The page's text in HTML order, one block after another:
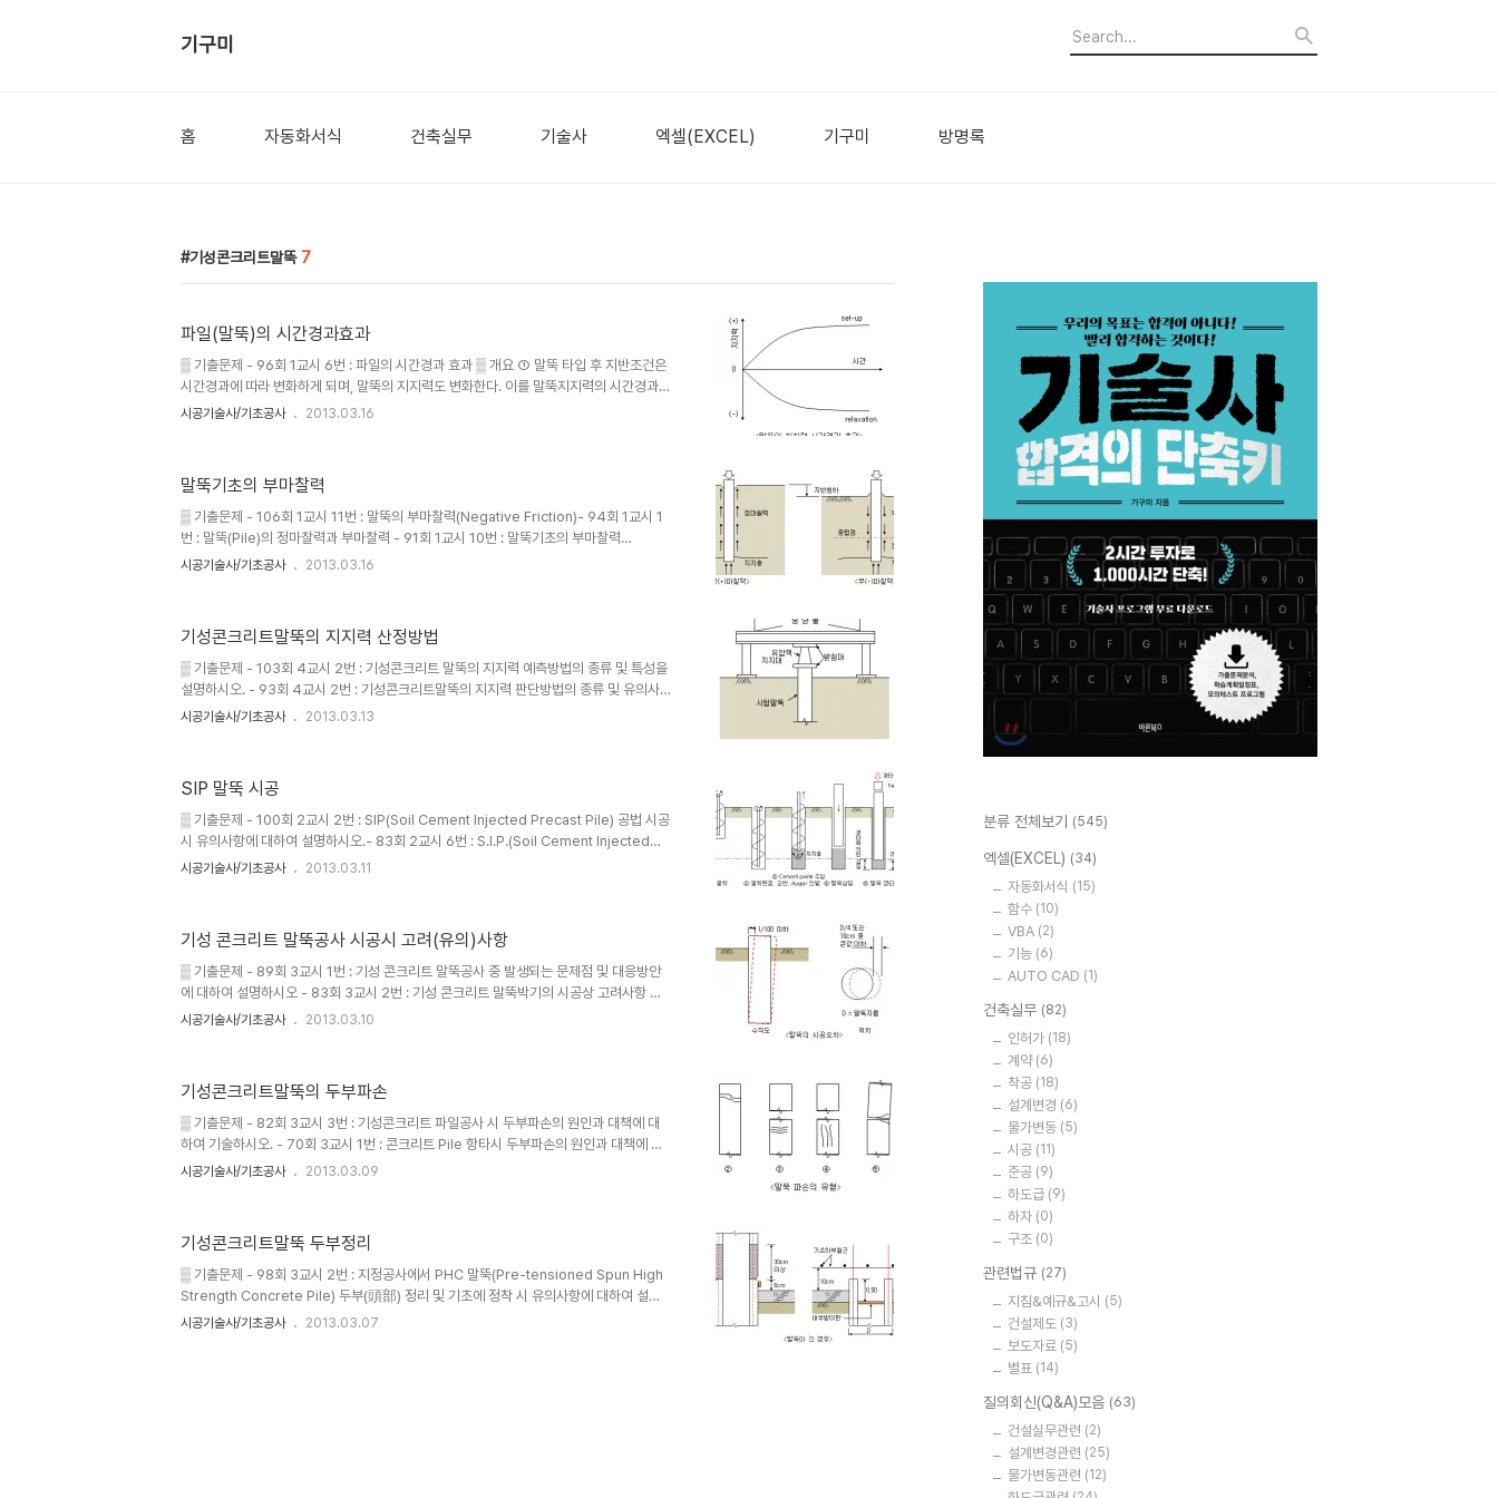
기구미
홈 자동화서식 건축실무 기술사 엑셀(EXCEL) 기구미 방명록
기성콘크리트말뚝 7
파일(말뚝)의 시간경과효과
▒ 기출문제 - 96회 1교시 6번 : 파일의 시간경과 효과 ▒ 개요 ① 말뚝 타입 후 지반조건은
시간경과에 따라 변화하게 되며, 말뚝의 지지력도 변화한다. 이를 말뚝지지력의 시간경과효
과(time effect)라 한다. ② 항타 후 시간경과에 따라 말뚝의 지지력이 증가하는 현상을
수압 소산 → 함수비 저하 → 전단강도 증가 → 지지력 증가 ▒ 토질별 지지력증가비(US
DOT, 1996) ▒ 시간경과효과를 고려한 시공관리 방안 ① ..
시공기술사/기초공사 2013.03.16
말뚝기초의 부마찰력
▒ 기출문제 - 106회 1교시 11번 : 말뚝의 부마찰력(Negative Friction)- 94회 1교시 1
번 : 말뚝(Pile)의 정마찰력과 부마찰력 - 91회 1교시 10번 : 말뚝기초의 부마찰력
(Negative Friction) - 85회 1교시 12번 : 부 마찰력(Negative Friction) - 77회 1교
(+)마찰력이라 한다. ② 그러나 연약점토층이나 성토, 매립층에 시공한 말뚝에서는 말뚝
주..
시공기술사/기초공사 2013.03.16
기성콘크리트말뚝의 지지력 산정방법
▒ 기출문제 - 103회 4교시 2번 : 기성콘크리트 말뚝의 지지력 예측방법의 종류 및 특성을
설명하시오. - 93회 4교시 2번 : 기성콘크리트말뚝의 지지력 판단방법의 종류 및 유의사
항에 대하여 설명하시오 - 83회 1교시 11번 : Rebound Check - 70회 1교시 1번 :
가지가 있으나 토질, 말뚝의 종류, 경제성에 비추어 적절한 것을 선택하는 것이 필요하며,
③ 기성콘크리트말뚝, 강재말뚝과 같은 관입형 ..
시공기술사/기초공사 2013.03.13
SIP 말뚝 시공
▒ 기출문제 - 100회 2교시 2번 : SIP(Soil Cement Injected Precast Pile) 공법 시공
시 유의사항에 대하여 설명하시오.- 83회 2교시 6번 : S.I.P.(Soil Cement Injected
Precast Pile) 공법의 특징과 시공상 유의사항을 설명하시오. - 77회 2교시 1번 :
행굴착(pre-boring) 공법에 대한 시공시 유의사항을 기술하시..
시공기술사/기초공사 2013.03.11
기성 콘크리트 말뚝공사 시공시 고려(유의)사항
▒ 기출문제 - 89회 3교시 1번 : 기성 콘크리트 말뚝공사 중 발생되는 문제점 및 대응방안
에 대하여 설명하시오 - 83회 3교시 2번 : 기성 콘크리트 말뚝박기의 시공상 고려사항 및
지지력 판단방법을 설명하시오. ▒ 개요 ① 기성재 말뚝의 시공법으로는 크게 타입공법과
hammer 2) 매입공법 ① Pre-boring 공법 : SIP, SAIP, PRD 공법 ② 중굴공법 ③ 회전
공법 ▒ 시공순서 지반조사 → ..
시공기술사/기초공사 2013.03.10
기성콘크리트말뚝의 두부파손
▒ 기출문제 - 82회 3교시 3번 : 기성콘크리트 파일공사 시 두부파손의 원인과 대책에 대
하여 기술하시오. - 70회 3교시 1번 : 콘크리트 Pile 항타시 두부파손의 원인과 대책에 대
하여 기술하시오. ▒ 개요 ① 두부파손의 원인은 hammer의 용량과다 및 말뚝강도 부족,
및 대책 ▒ 파손검사① 육안검사 ② 거울, 후레쉬 이용③ 돌맹이 던져 소리로 판단(물소리,
둔탁한 소리 - 중파)④ CCTV 촬영 ▒ 파손 시 보강방법 ① 손상 말..
시공기술사/기초공사 2013.03.09
기성콘크리트말뚝 두부정리
▒ 기출문제 - 98회 3교시 2번 : 지정공사에서 PHC 말뚝(Pre-tensioned Spun High
Strength Concrete Pile) 두부(頭部) 정리 및 기초에 정착 시 유의사항에 대하여 설명
하시오. - 87회 3교시 1번 : 기성콘크리트파일의 시공순서(Flow Chart) 및 두부정리시 유
시공기술사/기초공사 2013.03.07
분류 전체보기 (545)
엑셀(EXCEL) (34)
자동화서식 (15)
함수 (10)
VBA (2)
기능 (6)
AUTO CAD (1)
건축실무 (82)
인허가 (18)
계약 (6)
착공 (18)
설계변경 (6)
물가변동 (5)
시공 (11)
준공 (9)
하도급 (9)
하자 (0)
구조 (0)
관련법규 (27)
지침&예규&고시 (5)
건설제도 (3)
보도자료 (5)
별표 (14)
질의회신(Q&A)모음 (63)
건설실무관련 (2)
설계변경관련 (25)
물가변동관련 (12)